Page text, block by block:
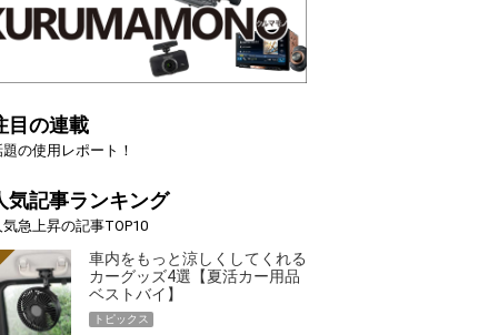
目の連載
題の使用レポート！
気記事ランキング
気急上昇の記事TOP10
車内をもっと涼しくしてくれる
カーグッズ4選【夏活カー用品
ベストバイ】
トピックス